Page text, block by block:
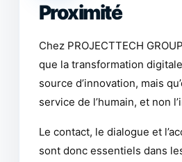
Proximité
Chez PROJECTTECH
que la transformation
source d’innovation, mais
service de l’humain, et non
Le contact, le dialogue et
sont donc essentiels dans